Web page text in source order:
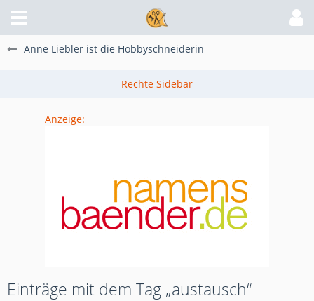
Anne Liebler ist die Hobbyschneiderin
Anzeige:
Einträge mit dem Tag „austausch“